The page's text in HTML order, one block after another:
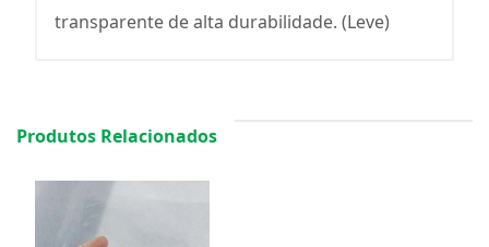
transparente de alta durabilidade. (Leve)
Produtos Relacionados